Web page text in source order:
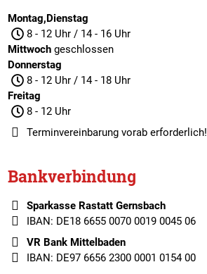
Montag,Dienstag
8 - 12 Uhr / 14 - 16 Uhr
Mittwochgeschlossen
Donnerstag
8 - 12 Uhr / 14 - 18 Uhr
Freitag
8 - 12 Uhr
Terminvereinbarungvorab erforderlich!
Bankverbindung
Sparkasse Rastatt Gernsbach
IBAN: DE18 6655 0070 0019 0045 06
VR Bank Mittelbaden
IBAN: DE97 6656 2300 0001 0154 00